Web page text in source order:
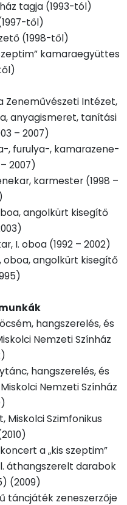
tagja (1993-tól)
től)
(1998-től)
kamaraegyüttes
Zeneművészeti Intézet,
anyagismeret, tanítási
– 2007)
, furulya-, kamarazene-
2007)
karmester (1998 –
angolkürt kisegítő
I. oboa (1992 – 2002)
oboa, angolkürt kisegítő
hangszerelés, és
Nemzeti Színház
hangszerelés, és
Nemzeti Színház
Miskolci Szimfonikus
a „kis szeptim”
áthangszerelt darabok
(2009)
táncjáték zeneszerzője